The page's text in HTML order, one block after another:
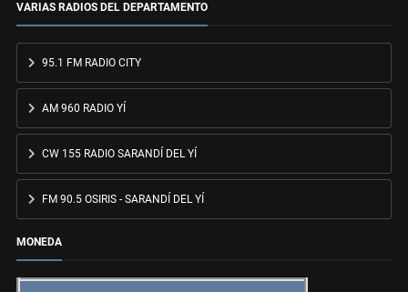
VARIAS RADIOS DEL DEPARTAMENTO
95.1 FM RADIO CITY
AM 960 RADIO YÍ
CW 155 RADIO SARANDÍ DEL YÍ
FM 90.5 OSIRIS - SARANDÍ DEL YÍ
MONEDA